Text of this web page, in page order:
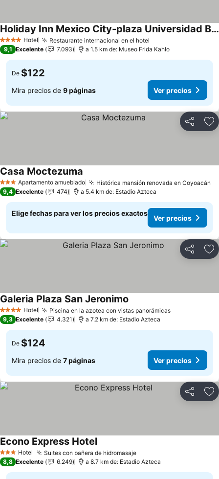
4 EstrellasHotel Restaurante internacional en el hotel
Holiday Inn Mexico City-plaza Universidad By Ihg
Ver precios
9,1 Excelente 7.093 a 1.5 km de: Museo Frida Kahlo
De $122
Mira precios de 9 páginas Ver precios
Compartir
3 EstrellasApartamento amueblado Histórica mansión renovada en Coyoacán
Casa Moctezuma
9,4 Excelente 474 a 5.4 km de: Estadio Azteca
Elige fechas para ver los precios exactos
Ver precios
Compartir
4 EstrellasHotel Piscina en la azotea con vistas panorámicasVer precios
Galeria Plaza San Jeronimo
9,3 Excelente 4.321 a 7.2 km de: Estadio Azteca
De $124
Mira precios de 7 páginas Ver precios
Compartir
3 Estrellas
Hotel Suites con bañera de hidromasajeVer precios
Econo Express HotelVer precios
8,8 Excelente 6.249 a 8.7 km de: Estadio Azteca